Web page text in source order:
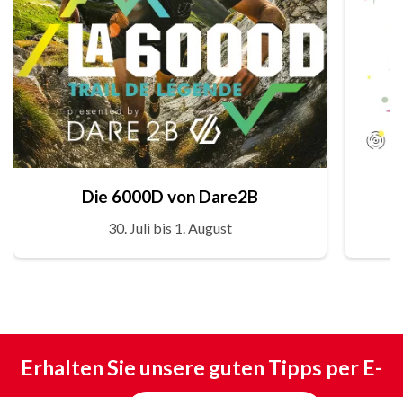
Die 6000D von Dare2B
30. Juli bis 1. August
Erhalten Sie unsere guten Tipps per E-